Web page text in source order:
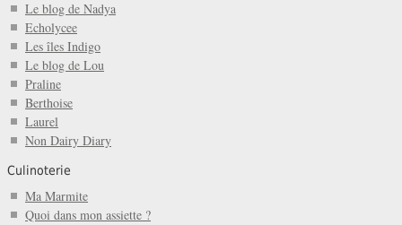
Le blog de Nadya
Echolycee
Les îles Indigo
Le blog de Lou
Praline
Berthoise
Laurel
Non Dairy Diary
Culinoterie
Ma Marmite
Quoi dans mon assiette ?